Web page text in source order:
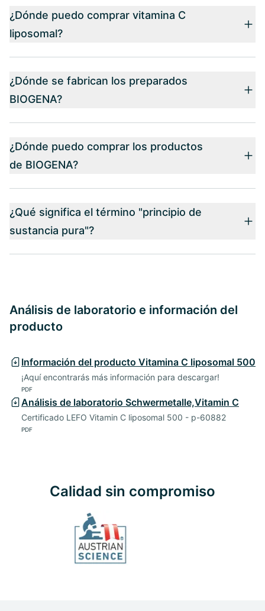
¿Dónde puedo comprar vitamina C
liposomal?
¿Dónde se fabrican los preparados
BIOGENA?
¿Dónde puedo comprar los productos
de BIOGENA?
¿Qué significa el término "principio de
sustancia pura"?
Análisis de laboratorio e información del
producto
Información del producto Vitamina C liposomal 500
¡Aquí encontrarás más información para descargar!
PDF
Análisis de laboratorio Schwermetalle,Vitamin C
Certificado LEFO Vitamin C liposomal 500 - p-60882
PDF
Calidad sin compromiso